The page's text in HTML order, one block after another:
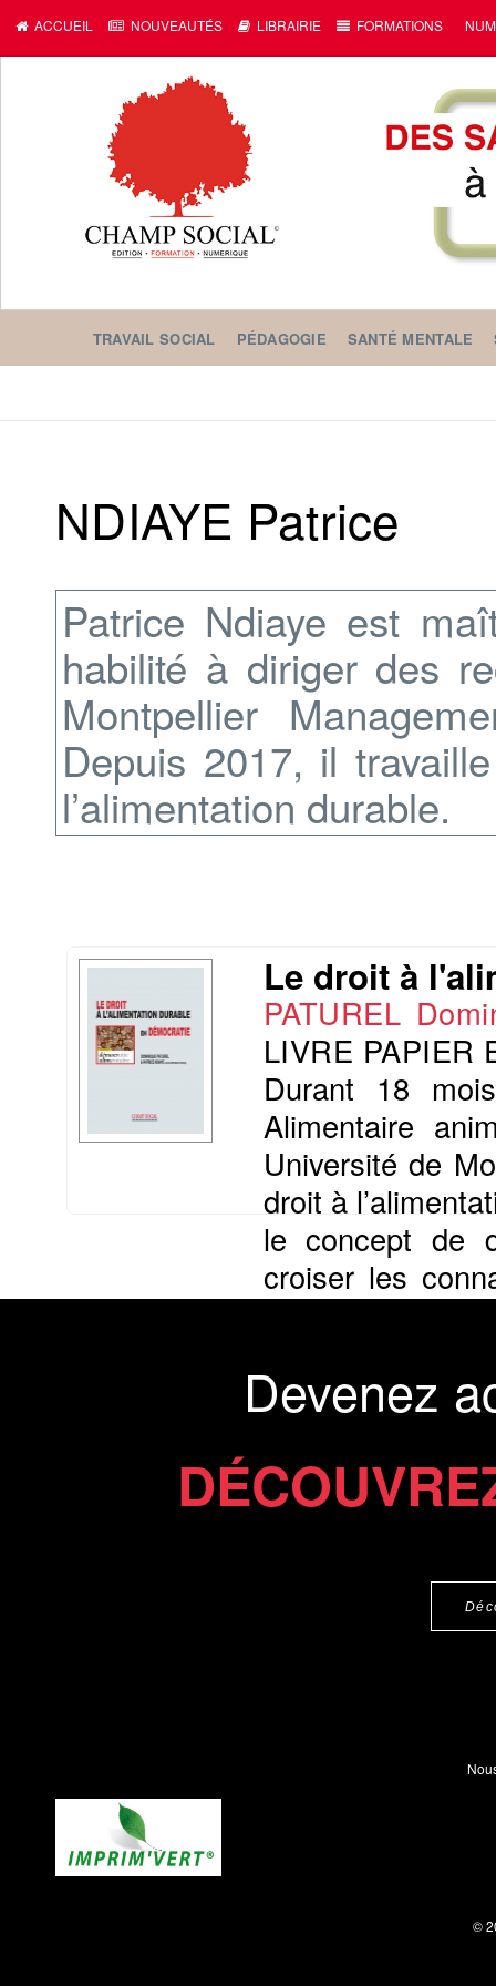
ACCUEIL NOUVEAUTÉS LIBRAIRIE FORMATIONS
TRAVAIL SOCIAL PÉDAGOGIE SANTÉ MENTALE
NDIAYE Patrice
Patrice Ndiaye est
habilité à diriger des
Montpellier
Depuis 2017, il
l’alimentation durable.
Le droit à
PATUREL
LIVRE PAPIER
Durant 18
Alimentaire
Université de
droit à
le concept de
croiser les
des initiatives...
Devenez
©